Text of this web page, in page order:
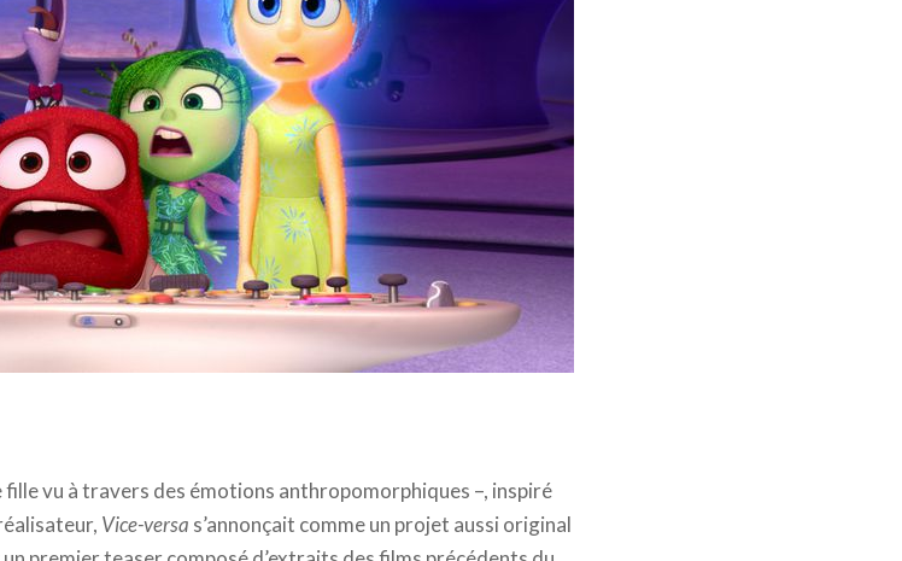
fille vu à travers des émotions anthropomorphiques –, inspiré
Vice-versa s’annonçait comme un projet aussi original